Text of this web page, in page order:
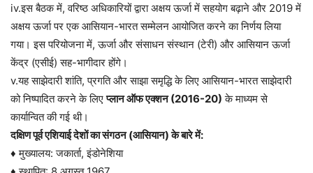
iv.इस बैठक में, वरिष्ठ अधिकारियों द्वारा अक्षय ऊर्जा में सहयोग बढ़ाने और 2019 में
अक्षय ऊर्जा पर एक आसियान-भारत सम्मेलन आयोजित करने का निर्णय लिया
गया। इस परियोजना में, ऊर्जा और संसाधन संस्थान (टेरी) और आसियान ऊर्जा
केंद्र (एसीई) सह-भागीदार होंगे।
v.यह साझेदारी शांति, प्रगति और साझा समृद्धि के लिए आसियान-भारत साझेदारी
को निष्पादित करने के लिएप्लान ऑफ एक्शन (2016-20) के माध्यम से
कार्यान्वित की गई थी।
दक्षिण पूर्व एशियाई देशों का संगठन (आसियान) के बारे में:
♦ मुख्यालय: जकार्ता, इंडोनेशिया